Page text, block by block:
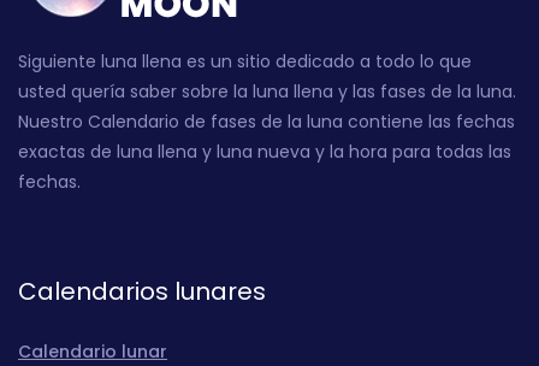
Siguiente luna llena es un sitio dedicado a todo lo que
usted quería saber sobre la luna llena y las fases de la luna.
Nuestro Calendario de fases de la luna contiene las fechas
exactas de luna llena y luna nueva y la hora para todas las
fechas.
Calendarios lunares
Calendario lunar